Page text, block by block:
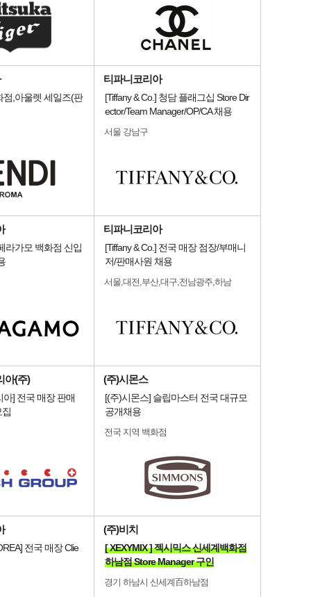
점,아울렛 세일즈(판
티파니코리아
[Tiffany & Co.] 청담 플래그십 Store Dir
ector/Team Manager/OP/CA 채용
서울 강남구
라가모 백화점 신입
티파니코리아
[Tiffany & Co.] 전국 매장 점장/부매니
저/판매사원 채용
서울,대전,부산,대구,전남광주,하남
아(주)
] 전국 매장 판매
(주)시몬스
[(주)시몬스] 슬립마스터 전국 대규모
공개채용
전국 지역 백화점
전국 매장 Clie
(주)비치
[ XEXYMIX ] 젝시믹스 신세계백화점
하남점 Store Manager 구인
경기 하남시 신세계百하남점